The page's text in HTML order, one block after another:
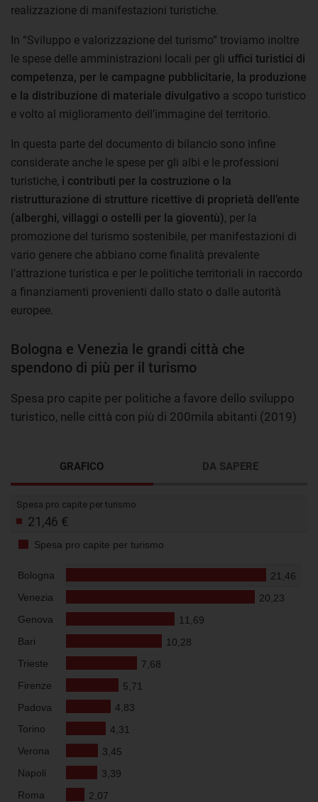
realizzazione di manifestazioni turistiche.
In “Sviluppo e valorizzazione del turismo” troviamo inoltre
le spese delle amministrazioni locali per gli uffici turistici di
competenza, per le campagne pubblicitarie, la produzione
e la distribuzione di materiale divulgativo a scopo turistico
e volto al miglioramento dell’immagine del territorio.
In questa parte del documento di bilancio sono infine
considerate anche le spese per gli albi e le professioni
turistiche, i contributi per la costruzione o la
ristrutturazione di strutture ricettive di proprietà dell’ente
(alberghi, villaggi o ostelli per la gioventù), per la
promozione del turismo sostenibile, per manifestazioni di
vario genere che abbiano come finalità prevalente
l’attrazione turistica e per le politiche territoriali in raccordo
a finanziamenti provenienti dallo stato o dalle autorità
europee.
Bologna e Venezia le grandi città che
spendono di più per il turismo
Spesa pro capite per politiche a favore dello sviluppo
turistico, nelle città con più di 200mila abitanti (2019)
GRAFICO DA SAPERE